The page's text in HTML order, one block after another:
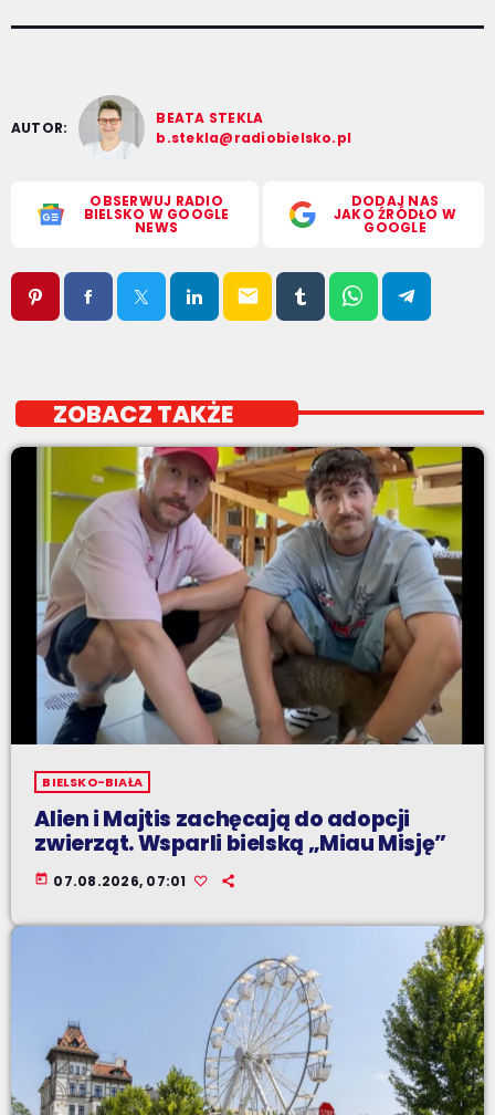
AUTOR:
BEATA STEKLA
b.stekla@radiobielsko.pl
OBSERWUJ RADIO
BIELSKO W GOOGLE
NEWS
DODAJ NAS
JAKO ŹRÓDŁO W
GOOGLE
email
ZOBACZ TAKŻE
BIELSKO-BIAŁA
Alien i Majtis zachęcają do adopcji
zwierząt. Wsparli bielską „Miau Misję”
today 07.08.2026, 07:01